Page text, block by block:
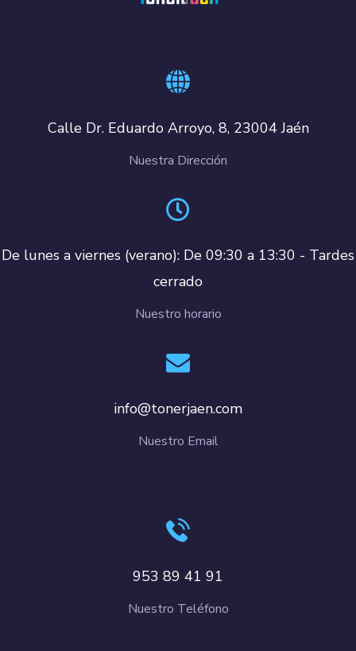
Calle Dr. Eduardo Arroyo, 8, 23004 Jaén
Nuestra Dirección
De lunes a viernes (verano): De 09:30 a 13:30 - Tardes
cerrado
Nuestro horario
info@tonerjaen.com
Nuestro Email
953 89 41 91
Nuestro Teléfono